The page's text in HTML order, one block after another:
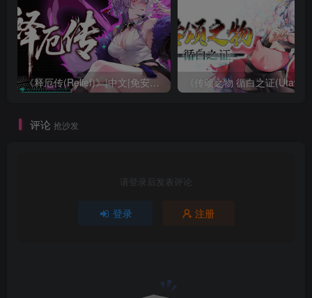
《释厄传(Relief)》|中文|免安装硬盘版
评论 抢沙发
请登录后发表评论
登录 注册